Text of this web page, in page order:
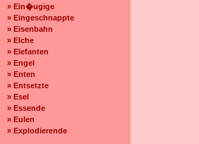
» Ein�ugige
» Eingeschnappte
» Eisenbahn
» Elche
» Elefanten
» Engel
» Enten
» Entsetzte
» Esel
» Essende
» Eulen
» Explodierende